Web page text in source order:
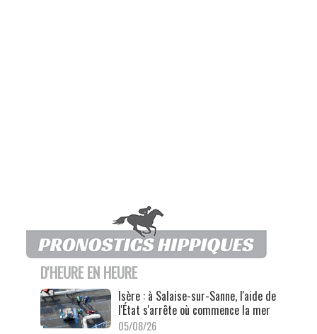
D'HEURE EN HEURE
Isère : à Salaise-sur-Sanne, l'aide de
l'État s'arrête où commence la mer
05/08/26